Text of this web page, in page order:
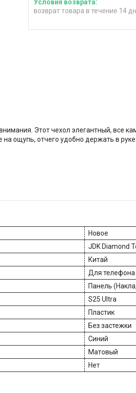
возврат товара в течение 14
Этот чехол элегантный, все
ощупь, отчего удобно держать в руке.
Новое
JDK Diamond
Китай
Для телефона
Панель
S25 Ultra
Пластик
Без застежки
Синий
Матовый
Нет